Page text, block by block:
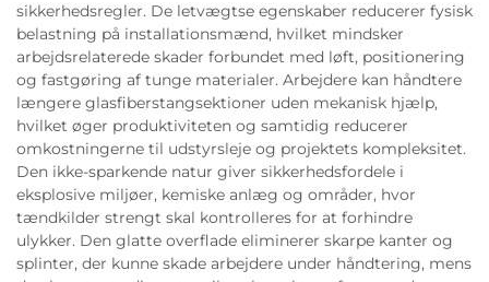
sikkerhedsregler. De letvægtse egenskaber reducerer fysisk
belastning på installationsmænd, hvilket mindsker
arbejdsrelaterede skader forbundet med løft, positionering
og fastgøring af tunge materialer. Arbejdere kan håndtere
længere glasfiberstangsektioner uden mekanisk hjælp,
hvilket øger produktiviteten og samtidig reducerer
omkostningerne til udstyrsleje og projektets kompleksitet.
Den ikke-sparkende natur giver sikkerhedsfordele i
eksplosive miljøer, kemiske anlæg og områder, hvor
tændkilder strengt skal kontrolleres for at forhindre
ulykker. Den glatte overflade eliminerer skarpe kanter og
splinter, der kunne skade arbejdere under håndtering, mens